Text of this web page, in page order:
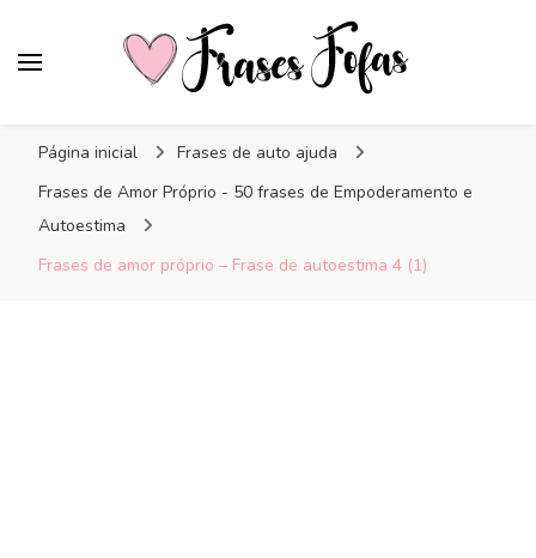
Página inicial
Frases de auto ajuda
Frases de Amor Próprio - 50 frases de Empoderamento e
Autoestima
Frases de amor próprio – Frase de autoestima 4 (1)